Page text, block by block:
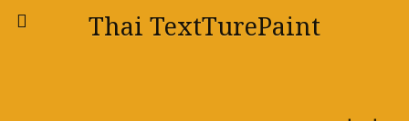
Thai TextTurePaint